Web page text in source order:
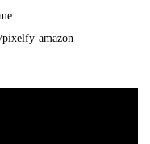
amazon